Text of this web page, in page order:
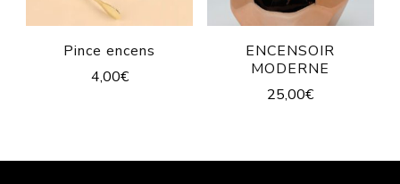
Pince encens
4,00€
ENCENSOIR
MODERNE
25,00€